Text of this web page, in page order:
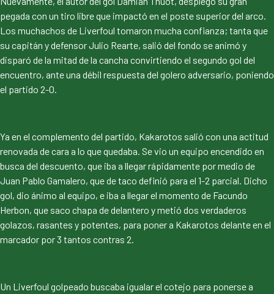
pegada con un tiro libre que impactó en el poste superior del arco.
Los muchachos de Liverfoul tomaron mucha confianza; tanta que
su capitán y defensor Julio Rearte, salió del fondo se animó y
disparó de la mitad de la cancha convirtiendo el segundo gol del
encuentro, ante una débil respuesta del golero adversario, poniendo
el partido 2-0.
Ya en el complemento del partido, Kakarotos salió con una actitud
renovada de cara a lo que quedaba. Se vio un equipo encendido en
busca del descuento, que iba a llegar rápidamente por medio de
Juan Pablo Gamalero, que de taco definió para el 1-2 parcial. Dicho
gol, dio ánimo al equipo, e iba a llegar el momento de Facundo
Herbon, que saco chapa de delantero y metió dos verdaderos
golazos, rasantes y potentes, para poner a Kakarotos delante en el
marcador por 3 tantos contras 2.
Un Liverfoul golpeado buscaba igualar el cotejo para ponerse a